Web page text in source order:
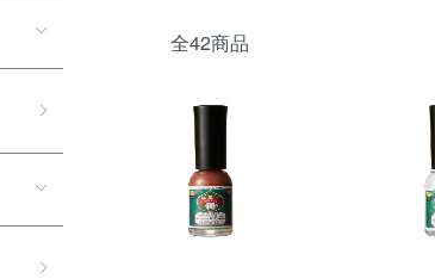
全42商品